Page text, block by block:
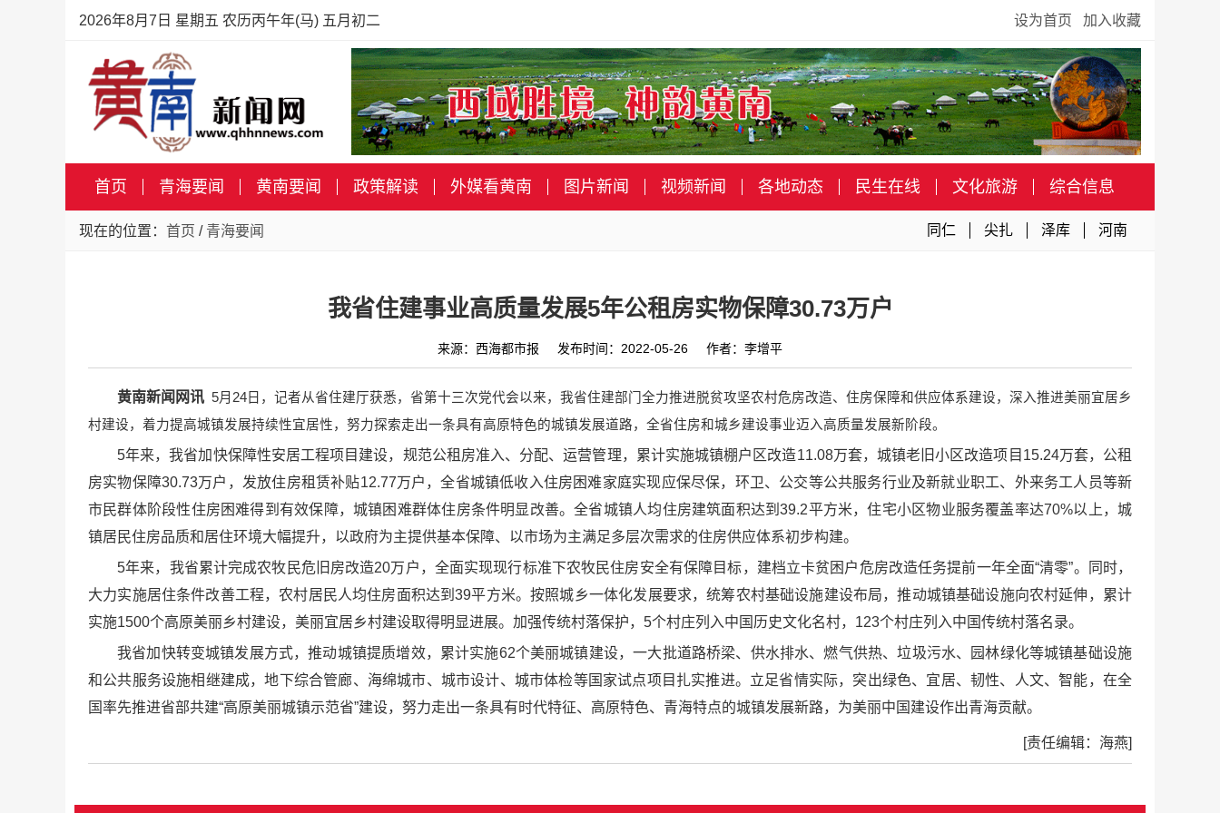
2026年8月7日 星期五 农历丙午年(马) 五月初二 设为首页 加入收藏
首页 青海要闻 黄南要闻 政策解读 外媒看黄南 图片新闻 视频新闻 各地动态 民生在线 文化旅游 综合信息
现在的位置： 首页 / 青海要闻 同仁 尖扎 泽库 河南
我省住建事业高质量发展5年公租房实物保障30.73万户
来源：西海都市报 发布时间：2022-05-26 作者：李增平
黄南新闻网讯 5月24日，记者从省住建厅获悉，省第十三次党代会以来，我省住建部门全力推进脱贫攻坚农村危房改造、住房保障和供应体系建设，深入推进美丽宜居乡
村建设，着力提高城镇发展持续性宜居性，努力探索走出一条具有高原特色的城镇发展道路，全省住房和城乡建设事业迈入高质量发展新阶段。
5年来，我省加快保障性安居工程项目建设，规范公租房准入、分配、运营管理，累计实施城镇棚户区改造11.08万套，城镇老旧小区改造项目15.24万套，公租
房实物保障30.73万户，发放住房租赁补贴12.77万户，全省城镇低收入住房困难家庭实现应保尽保，环卫、公交等公共服务行业及新就业职工、外来务工人员等新
市民群体阶段性住房困难得到有效保障，城镇困难群体住房条件明显改善。全省城镇人均住房建筑面积达到39.2平方米，住宅小区物业服务覆盖率达70%以上，城
镇居民住房品质和居住环境大幅提升，以政府为主提供基本保障、以市场为主满足多层次需求的住房供应体系初步构建。
5年来，我省累计完成农牧民危旧房改造20万户，全面实现现行标准下农牧民住房安全有保障目标，建档立卡贫困户危房改造任务提前一年全面“清零”。同时，
大力实施居住条件改善工程，农村居民人均住房面积达到39平方米。按照城乡一体化发展要求，统筹农村基础设施建设布局，推动城镇基础设施向农村延伸，累计
实施1500个高原美丽乡村建设，美丽宜居乡村建设取得明显进展。加强传统村落保护，5个村庄列入中国历史文化名村，123个村庄列入中国传统村落名录。
我省加快转变城镇发展方式，推动城镇提质增效，累计实施62个美丽城镇建设，一大批道路桥梁、供水排水、燃气供热、垃圾污水、园林绿化等城镇基础设施
和公共服务设施相继建成，地下综合管廊、海绵城市、城市设计、城市体检等国家试点项目扎实推进。立足省情实际，突出绿色、宜居、韧性、人文、智能，在全
国率先推进省部共建“高原美丽城镇示范省”建设，努力走出一条具有时代特征、高原特色、青海特点的城镇发展新路，为美丽中国建设作出青海贡献。
[责任编辑：海燕]